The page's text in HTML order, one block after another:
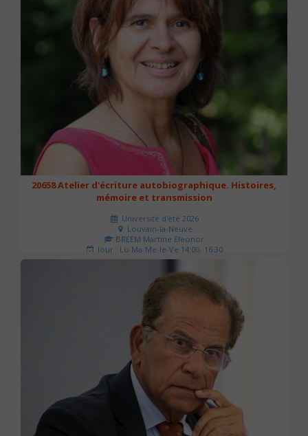
20658 Atelier d'écriture autobiographique. Histoires,
mémoire et transmission
Université d'été 2026
Louvain-la-Neuve
BREEM Martine Eleonor
Jour : Lu-Ma-Me-Je-Ve 14:00- 16:30
Nombre de séances : 3